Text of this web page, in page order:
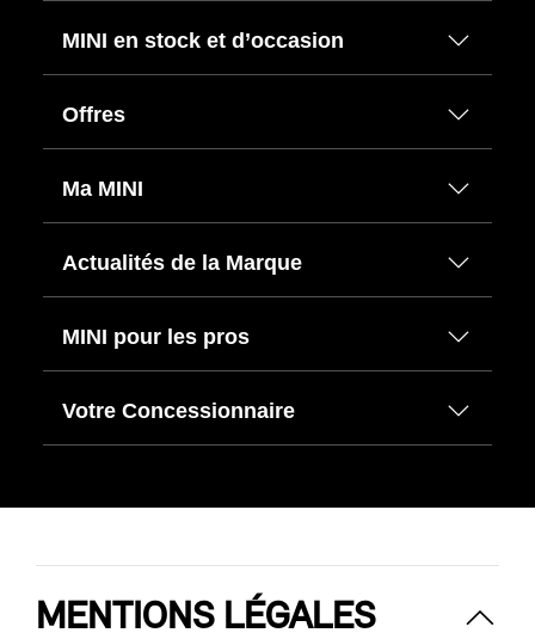
MINI en stock et d’occasion
Offres
Ma MINI
Actualités de la Marque
MINI pour les pros
Votre Concessionnaire
MENTIONS LÉGALES